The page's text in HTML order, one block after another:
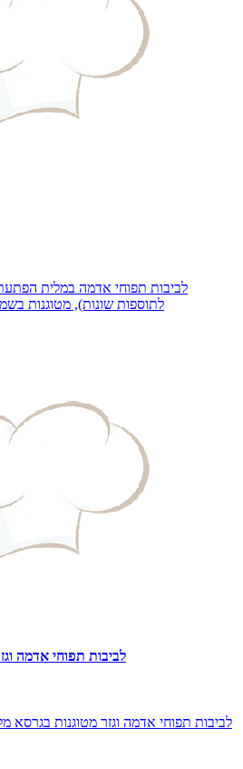
לביבות תפוחי אדמה במלית
לתוספות שונות), מטוגנות
לביבות תפוחי אדמה וגזר
לביבות תפוחי אדמה וגזר מטוגנות בגרסא